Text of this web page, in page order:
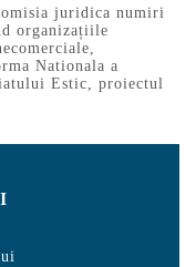
juridica numiri
organizațiile
,
Nationala a
Estic, proiectul